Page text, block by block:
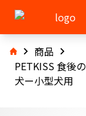
商品
PETKISS 食後
犬ー小型犬用